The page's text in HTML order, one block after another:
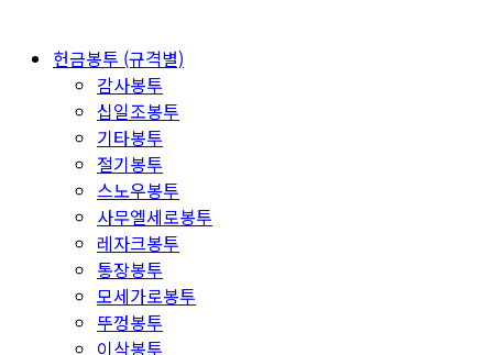
헌금봉투 (규격별)
감사봉투
십일조봉투
기타봉투
절기봉투
스노우봉투
사무엘세로봉투
레자크봉투
통장봉투
모세가로봉투
뚜껑봉투
이삭봉투